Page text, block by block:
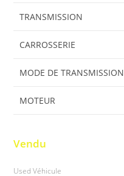
TRANSMISSION
CARROSSERIE
MODE DE TRANSMISSION
MOTEUR
Vendu
Used Véhicule